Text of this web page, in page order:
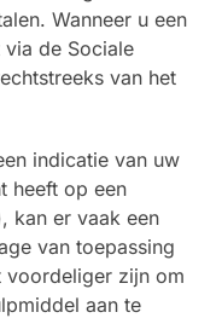
Wanneer u een
de Sociale
van het
indicatie van uw
heeft op een
kan er vaak een
van toepassing
voordeliger zijn om
aan te